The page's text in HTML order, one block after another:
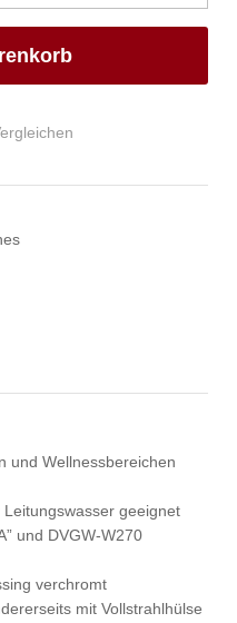
und Wellnessbereichen
geeignet
und DVGW-W270
verchromt
mit Vollstrahlhülse